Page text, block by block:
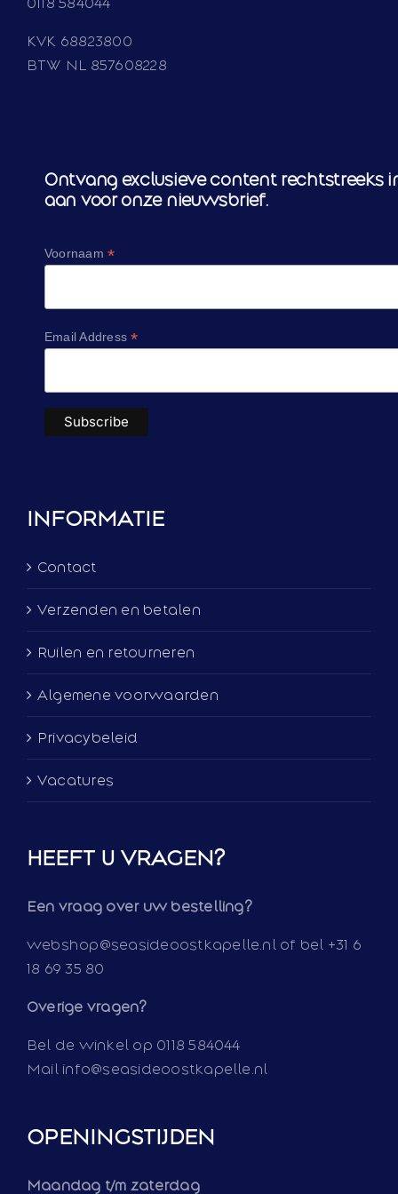
KVK 68823800
BTW NL 857608228
Ontvang exclusieve content rechtstreeks
aan voor onze nieuwsbrief.
Voornaam*
Email Address*
INFORMATIE
Contact
Verzenden en betalen
Ruilen en retourneren
Algemene voorwaarden
Privacybeleid
Vacatures
HEEFT U VRAGEN?
Een vraag over uw bestelling?
webshop@seasideoostkapelle.nl of bel +31 6
18 69 35 80
Overige vragen?
Bel de winkel op 0118 584044
Mail info@seasideoostkapelle.nl
OPENINGSTIJDEN
Maandag t/m zaterdag